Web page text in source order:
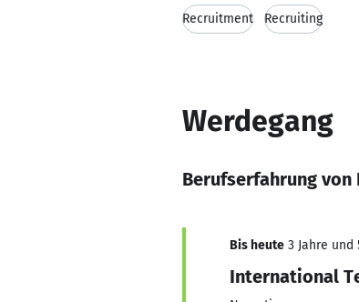
Recruitment Recruiting
Werdegang
Berufserfahrung von
Bis heute 3 Jahre und
International